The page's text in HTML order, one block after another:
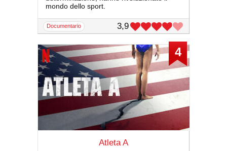
mondo dello sport.
documentario 3,9
4
Atleta A